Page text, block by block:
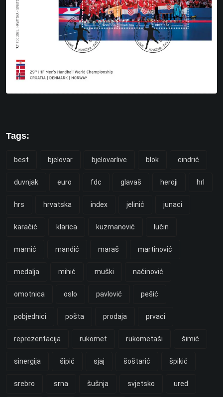
Tags:
best bjelovar bjelovarlive blok cindrić
duvnjak euro fdc glavaš heroji hrl
hrs hrvatska index jelinić junaci
karačić klarica kuzmanović lučin
mamić mandić maraš martinović
medalja mihić muški načinović
omotnica oslo pavlović pešić
pobjednici pošta prodaja prvaci
reprezentacija rukomet rukometaši šimić
sinergija šipić sjaj šoštarić špikić
srebro srna šušnja svjetsko ured